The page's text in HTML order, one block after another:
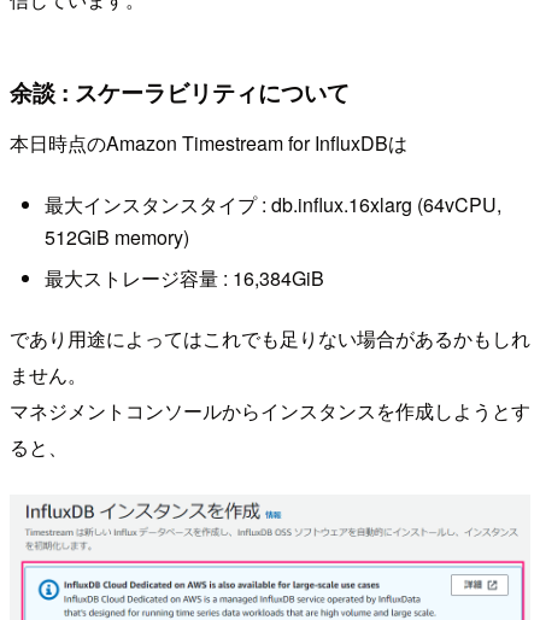
余談 : スケーラビリティについて
本日時点のAmazon Timestream for InfluxDBは
最大インスタンスタイプ : db.influx.16xlarg (64vCPU,
512GiB memory)
最大ストレージ容量 : 16,384GiB
であり用途によってはこれでも足りない場合があるかもしれ
ません。
マネジメントコンソールからインスタンスを作成しようとす
ると、